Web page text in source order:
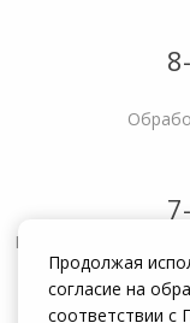
Не получается
Информация на
Указанные цены
Продолжая
согласие на
соответствии с